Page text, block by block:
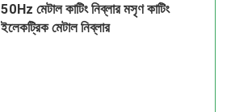
50Hz মেটাল কাটিং নিব্লার মসৃণ কাটিং
ইলেকট্রিক মেটাল নিব্লার